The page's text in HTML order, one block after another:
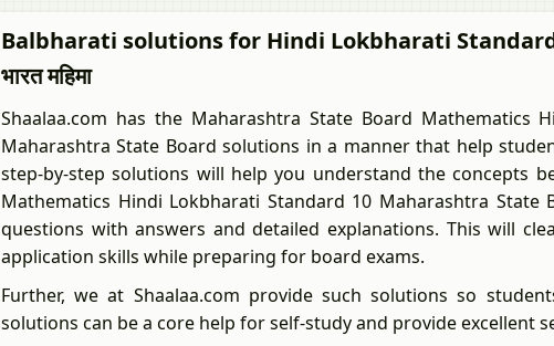
Balbharati solutions for Hindi Lokbharati
भारत महिमा
Shaalaa.com has the Maharashtra State Board Mathematics
Maharashtra State Board solutions in a manner that help
step-by-step solutions will help you understand the concepts
Mathematics Hindi Lokbharati Standard 10 Maharashtra State
questions with answers and detailed explanations. This will
application skills while preparing for board exams.
Further, we at Shaalaa.com provide such solutions so
solutions can be a core help for self-study and provide excellent